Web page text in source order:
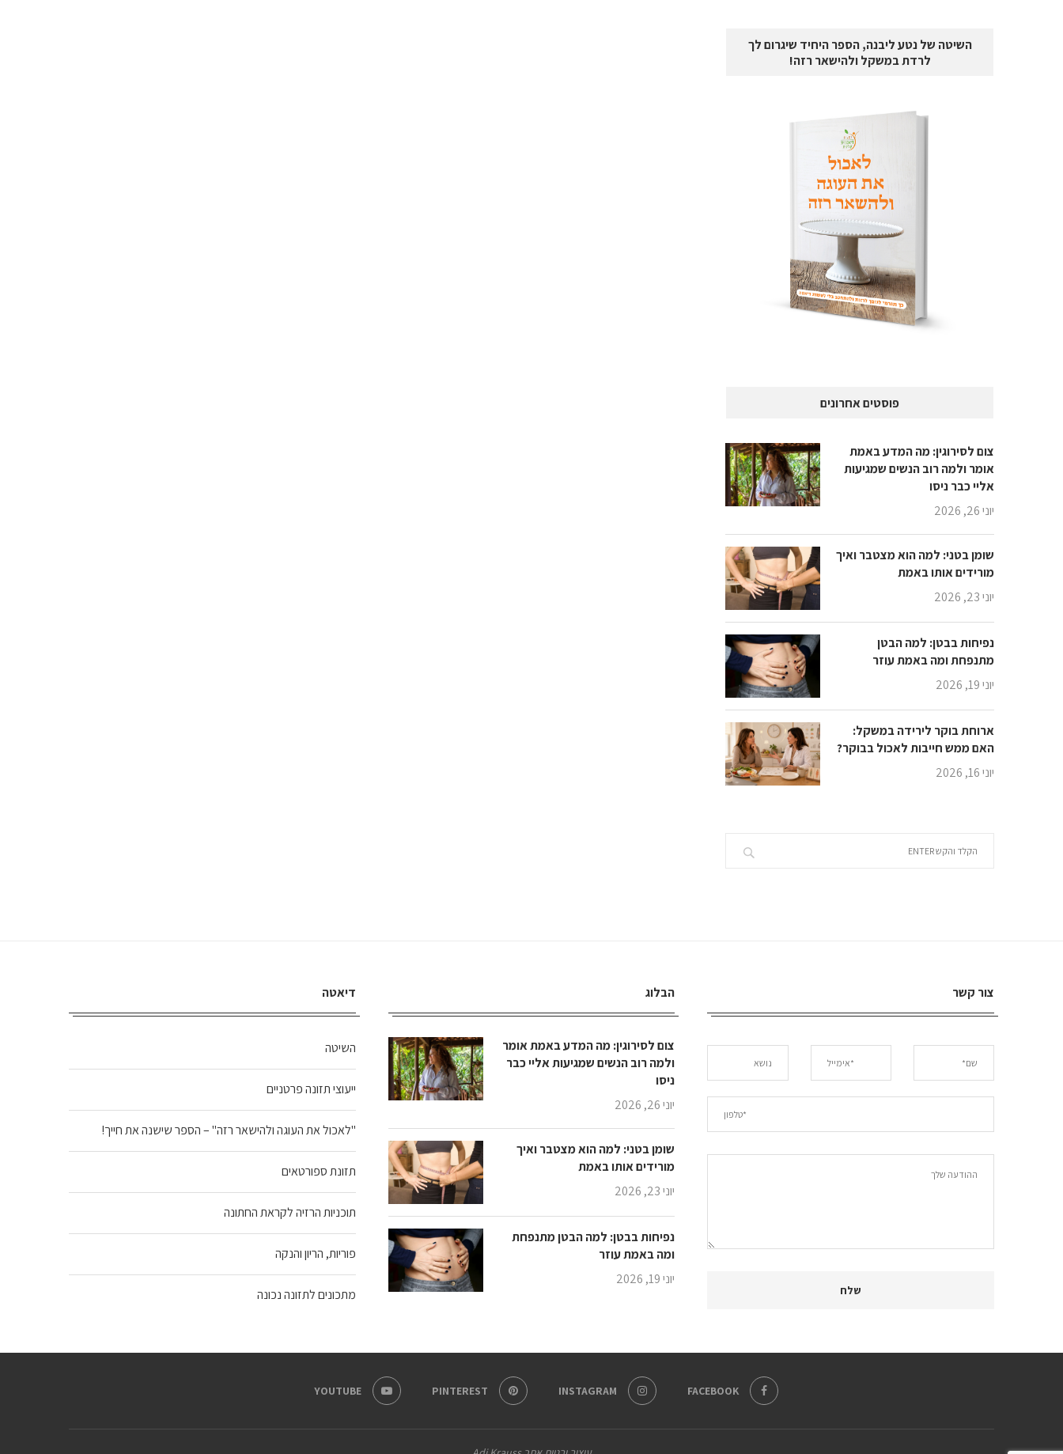
השיטה של נטע ליבנה, הספר היחיד שיגרום לך
לרדת במשקל ולהישאר רזה!
פוסטים אחרונים
צום לסירוגין: מה המדע באמת
אומר ולמה רוב הנשים שמגיעות
אליי כבר ניסו
יוני 26, 2026
שומן בטני: למה הוא מצטבר ואיך
מורידים אותו באמת
יוני 23, 2026
נפיחות בבטן: למה הבטן
מתנפחת ומה באמת עוזר
יוני 19, 2026
ארוחת בוקר לירידה במשקל:
האם ממש חייבות לאכול בבוקר?
יוני 16, 2026
צור קשר הבלוג
צום לסירוגין: מה המדע באמת אומר
ולמה רוב הנשים שמגיעות אליי כבר
ניסו
יוני 26, 2026
שומן בטני: למה הוא מצטבר ואיך
מורידים אותו באמת
יוני 23, 2026
נפיחות בבטן: למה הבטן מתנפחת
ומה באמת עוזר
יוני 19, 2026
דיאטה
השיטה
ייעוצי תזונה פרטניים
"לאכול את העוגה ולהישאר רזה" – הספר שישנה את חייך!
תזונת ספורטאים
תוכניות הרזיה לקראת החתונה
פוריות, הריון והנקה
מתכונים לתזונה נכונה
FACEBOOK
INSTAGRAM
PINTEREST
YOUTUBE